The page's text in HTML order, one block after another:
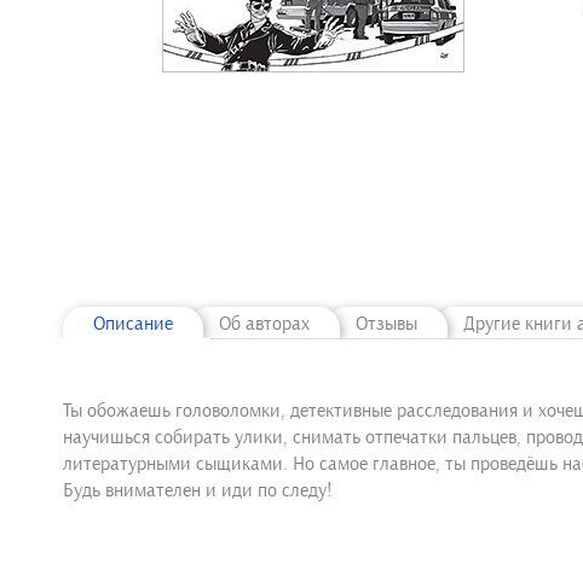
Описание Об авторах Отзывы Другие книги
Ты обожаешь головоломки, детективные расследования и
научишься собирать улики, снимать отпечатки пальцев,
литературными сыщиками. Но самое главное, ты проведёшь
Будь внимателен и иди по следу!